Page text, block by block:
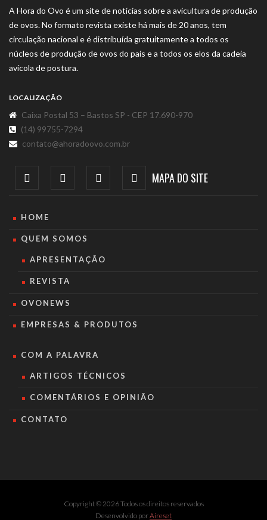
A Hora do Ovo é um site de notícias sobre a avicultura de produção
de ovos. No formato revista existe há mais de 20 anos, tem
circulação nacional e é distribuída gratuitamente a todos os
núcleos de produção de ovos do país e a todos os elos da cadeia
avícola de postura.
LOCALIZAÇÃO
Caixa Postal 53 – Bastos SP - CEP 17.690-970
(14) 99755-7294
contato@ahoradoovo.com.br
MAPA DO SITE
HOME
QUEM SOMOS
APRESENTAÇÃO
REVISTA
OVONEWS
EMPRESAS & PRODUTOS
COM A PALAVRA
ARTIGOS TÉCNICOS
COMENTÁRIOS E OPINIÃO
CONTATO
Copyright © 2026 Todos os direitos reservados
Desenvolvido porAireset